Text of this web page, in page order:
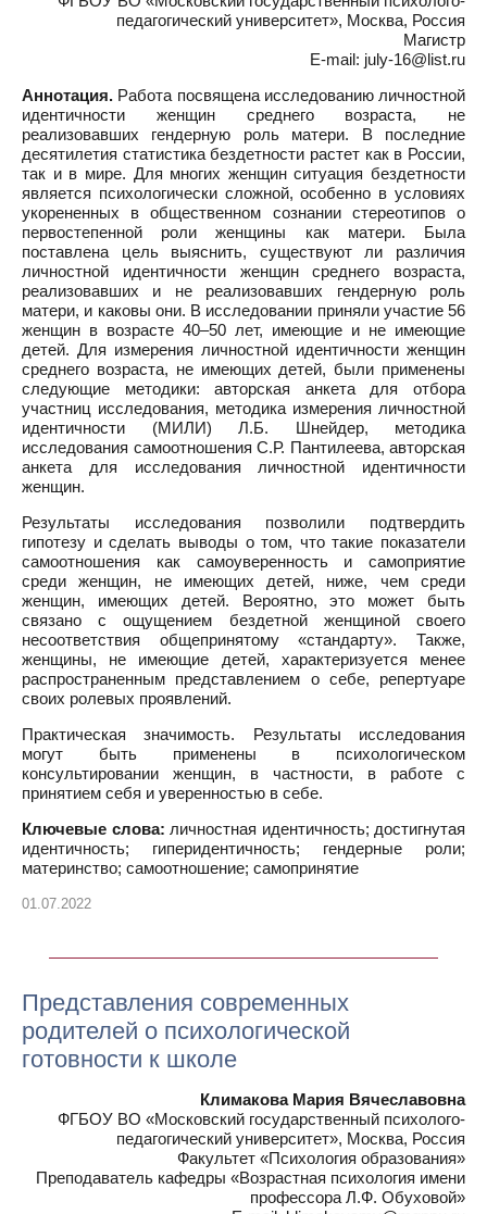
педагогический университет», Москва, Россия
Магистр
E-mail: july-16@list.ru
Аннотация. Работа посвящена исследованию личностной
идентичности женщин среднего возраста, не
реализовавших гендерную роль матери. В последние
десятилетия статистика бездетности растет как в России,
так и в мире. Для многих женщин ситуация бездетности
является психологически сложной, особенно в условиях
укорененных в общественном сознании стереотипов о
первостепенной роли женщины как матери. Была
поставлена цель выяснить, существуют ли различия
личностной идентичности женщин среднего возраста,
реализовавших и не реализовавших гендерную роль
матери, и каковы они. В исследовании приняли участие 56
женщин в возрасте 40–50 лет, имеющие и не имеющие
детей. Для измерения личностной идентичности женщин
среднего возраста, не имеющих детей, были применены
следующие методики: авторская анкета для отбора
участниц исследования, методика измерения личностной
идентичности (МИЛИ) Л.Б. Шнейдер, методика
исследования самоотношения С.Р. Пантилеева, авторская
анкета для исследования личностной идентичности
женщин.
Результаты исследования позволили подтвердить
гипотезу и сделать выводы о том, что такие показатели
самоотношения как самоуверенность и самоприятие
среди женщин, не имеющих детей, ниже, чем среди
женщин, имеющих детей. Вероятно, это может быть
связано с ощущением бездетной женщиной своего
несоответствия общепринятому «стандарту». Также,
женщины, не имеющие детей, характеризуется менее
распространенным представлением о себе, репертуаре
своих ролевых проявлений.
Практическая значимость. Результаты исследования
могут быть применены в психологическом
консультировании женщин, в частности, в работе с
принятием себя и уверенностью в себе.
Ключевые слова: личностная идентичность; достигнутая
идентичность; гиперидентичность; гендерные роли;
материнство; самоотношение; самопринятие
01.07.2022
Представления современных
родителей о психологической
готовности к школе
Климакова Мария Вячеславовна
ФГБОУ ВО «Московский государственный психолого-
педагогический университет», Москва, Россия
Факультет «Психология образования»
Преподаватель кафедры «Возрастная психология имени
профессора Л.Ф. Обуховой»